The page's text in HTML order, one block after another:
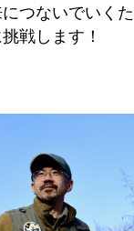
つないでいく
戦します！